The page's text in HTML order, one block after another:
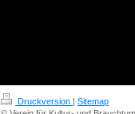
Druckversion | Sitemap